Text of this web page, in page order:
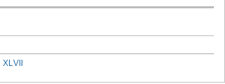
XLVII